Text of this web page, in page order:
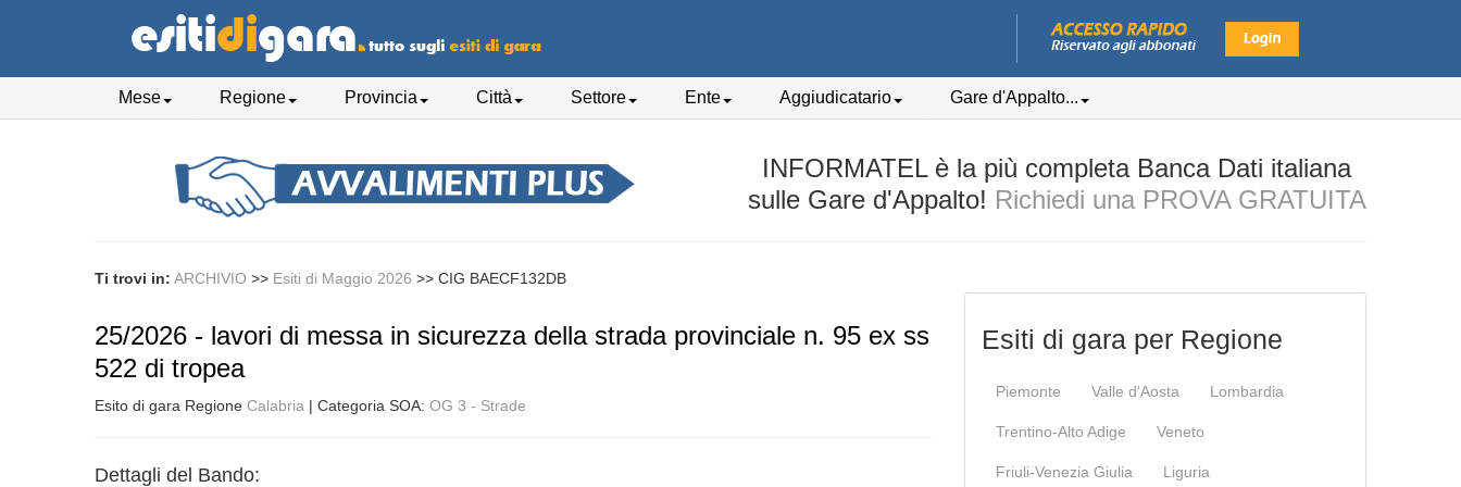
Mese Regione Provincia Città Settore Ente Aggiudicatario Gare d'Appalto...
INFORMATEL è la più completa Banca Dati italiana
sulle Gare d'Appalto! Richiedi una PROVA GRATUITA
Ti trovi in: ARCHIVIO >> Esiti di Maggio 2026 >> CIG BAECF132DB
25/2026 - lavori di messa in sicurezza della strada provinciale n. 95 ex ss
522 di tropea
Esito di gara Regione Calabria | Categoria SOA: OG 3 - Strade
Dettagli del Bando:
Esiti di gara per Regione
Piemonte Valle d'Aosta Lombardia
Trentino-Alto Adige Veneto
Friuli-Venezia Giulia Liguria